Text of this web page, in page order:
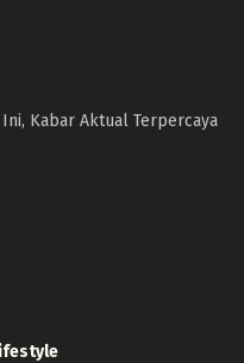
Kabar Aktual Terpercaya